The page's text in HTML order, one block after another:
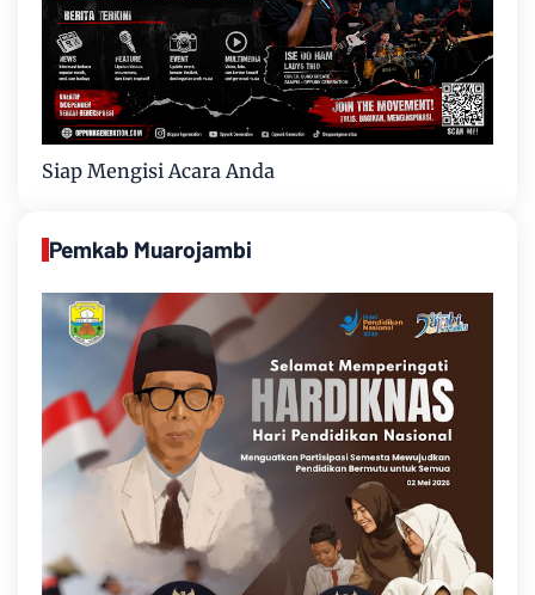
Siap Mengisi Acara Anda
Pemkab Muarojambi